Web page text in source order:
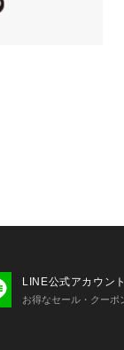
LINE公式アカウント
お得なセール・クーポ